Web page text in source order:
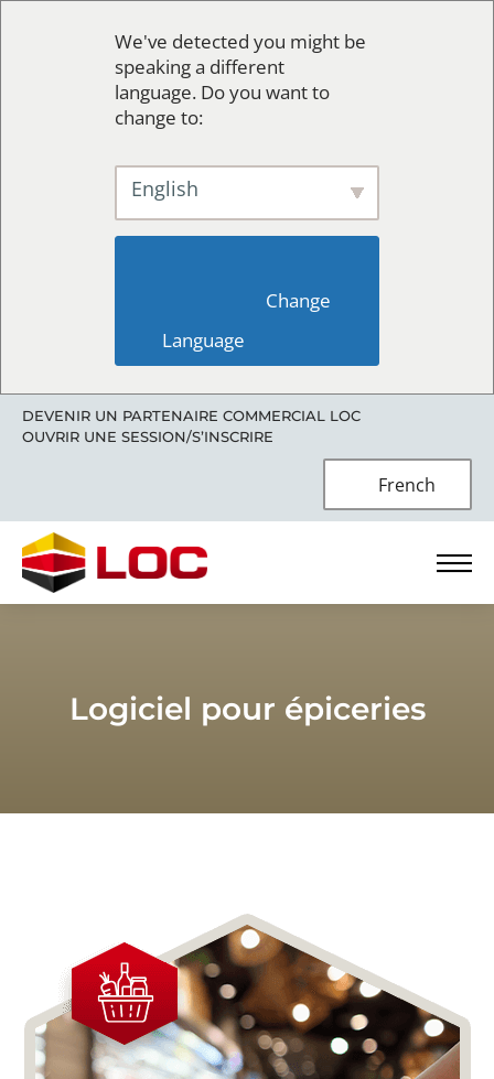
We've detected you might be
speaking a different
language. Do you want to
change to:
English
Language
DEVENIR UN PARTENAIRE COMMERCIAL LOC
OUVRIR UNE SESSION/S’INSCRIRE
French
Logiciel pour épiceries